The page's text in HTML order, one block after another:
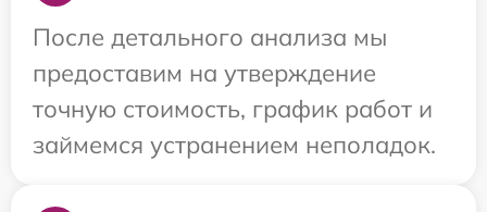
После детального анализа мы
предоставим на утверждение
точную стоимость, график работ и
займемся устранением неполадок.